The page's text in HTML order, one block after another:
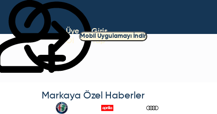
Üye
Ol
Giriş
Yap
Mobil Uygulamayı İndir
Markaya Özel Haberler